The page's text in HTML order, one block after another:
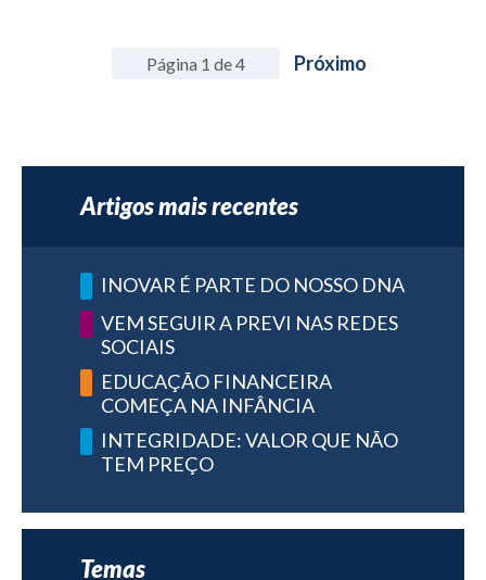
Página 1 de 4 Próximo
Artigos mais recentes
INOVAR É PARTE DO NOSSO DNA
VEM SEGUIR A PREVI NAS REDES
SOCIAIS
EDUCAÇÃO FINANCEIRA
COMEÇA NA INFÂNCIA
INTEGRIDADE: VALOR QUE NÃO
TEM PREÇO
Temas